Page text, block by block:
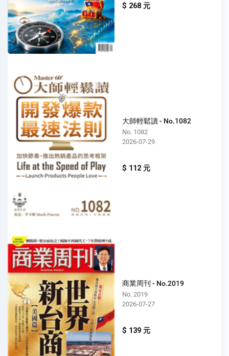
$ 268 元
大師輕鬆讀 - No.1082
No. 1082
2026-07-29
$ 112 元
商業周刊 - No.2019
No. 2019
2026-07-27
$ 139 元